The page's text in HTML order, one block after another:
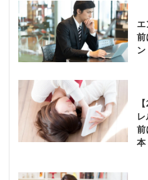
エ
前
ン
前
本